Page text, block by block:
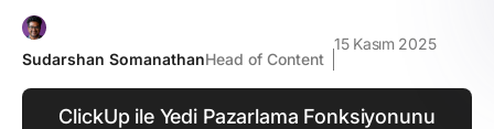
Sudarshan SomanathanHead of Content
15 Kasım 2025
ClickUp ile Yedi Pazarlama Fonksiyonunu